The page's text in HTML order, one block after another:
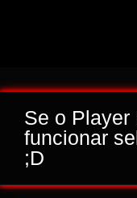
Se o Player
funcionar
;D